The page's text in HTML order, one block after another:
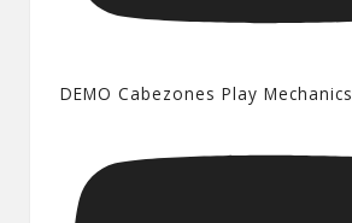
DEMO Cabezones Play Mechanics